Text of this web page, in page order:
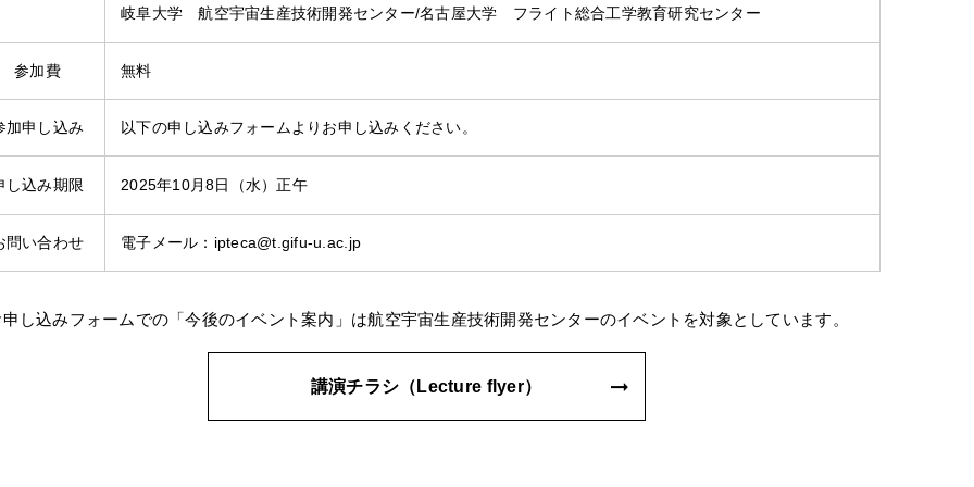
岐阜大学 航空宇宙生産技術開発センター/名古屋大学 フライト総合工学教育研究センター
参加費 無料
加申し込み 以下の申し込みフォームよりお申し込みください。
し込み期限 2025年10月8日（水）正午
問い合わせ 電子メール：ipteca@t.gifu-u.ac.jp
し込みフォームでの「今後のイベント案内」は航空宇宙生産技術開発センターのイベントを対象としています。
講演チラシ（Lecture flyer）